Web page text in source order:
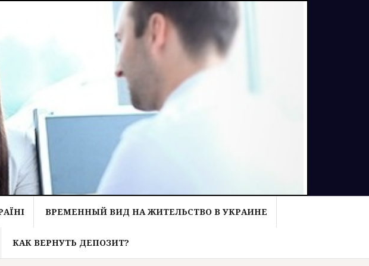
ВРЕМЕННЫЙ ВИД НА ЖИТЕЛЬСТВО В УКРАИНЕ
КАК ВЕРНУТЬ ДЕПОЗИТ?